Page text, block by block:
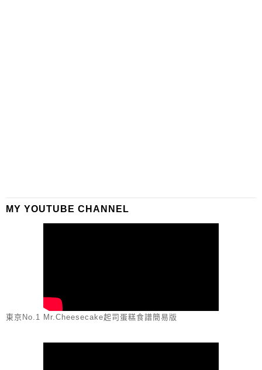
MY YOUTUBE CHANNEL
東京No.1 Mr.Cheesecake起司蛋糕食譜簡易版